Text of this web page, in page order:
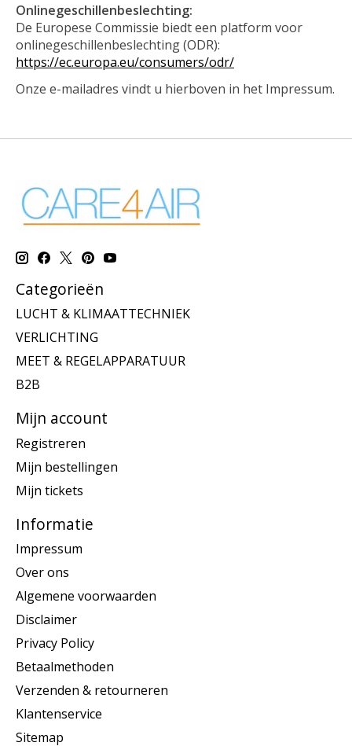
Onlinegeschillenbeslechting:
De Europese Commissie biedt een platform voor
onlinegeschillenbeslechting (ODR):
https://ec.europa.eu/consumers/odr/
Onze e-mailadres vindt u hierboven in het Impressum.
Categorieën
LUCHT & KLIMAATTECHNIEK
VERLICHTING
MEET & REGELAPPARATUUR
B2B
Mijn account
Registreren
Mijn bestellingen
Mijn tickets
Informatie
Impressum
Over ons
Algemene voorwaarden
Disclaimer
Privacy Policy
Betaalmethoden
Verzenden & retourneren
Klantenservice
Sitemap